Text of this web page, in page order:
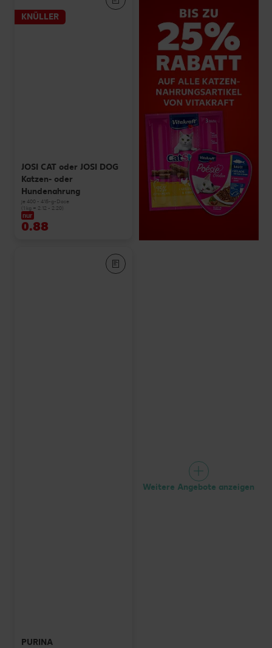
KNÜLLER
JOSI CAT oder JOSI DOG
Katzen- oder
Hundenahrung
je 400 - 415-g-Dose
(1 kg = 2.12 - 2.20)
nur
0.88
PURINA
Weitere Angebote anzeigen